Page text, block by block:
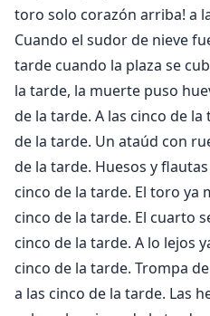
toro solo corazón arriba! a
Cuando el sudor de nieve
tarde cuando la plaza se
la tarde, la muerte puso
de la tarde. A las cinco de
de la tarde. Un ataúd con
de la tarde. Huesos y
cinco de la tarde. El toro ya
cinco de la tarde. El cuarto
cinco de la tarde. A lo lejos
cinco de la tarde. Trompa
a las cinco de la tarde. Las